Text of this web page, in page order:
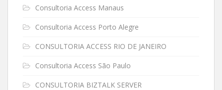
Consultoria Access Manaus
Consultoria Access Porto Alegre
CONSULTORIA ACCESS RIO DE JANEIRO
Consultoria Access São Paulo
CONSULTORIA BIZTALK SERVER